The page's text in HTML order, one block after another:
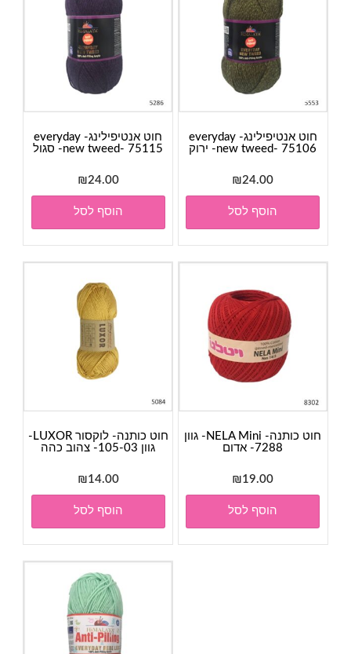
חוט אנטיפילינג- everyday
new tweed- 75115- סגול
₪24.00
הוסף לסל
חוט אנטיפילינג- everyday
new tweed- 75106- ירוק
₪24.00
הוסף לסל
חוט כותנה- לוקסור LUXOR-
גוון 105-03- צהוב כהה
₪14.00
הוסף לסל
חוט כותנה- NELA Mini- גוון
7288- אדום
₪19.00
הוסף לסל